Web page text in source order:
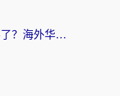
12123交管在国外怎么使用不了？海外华人必看的无缝访问国内资源指南